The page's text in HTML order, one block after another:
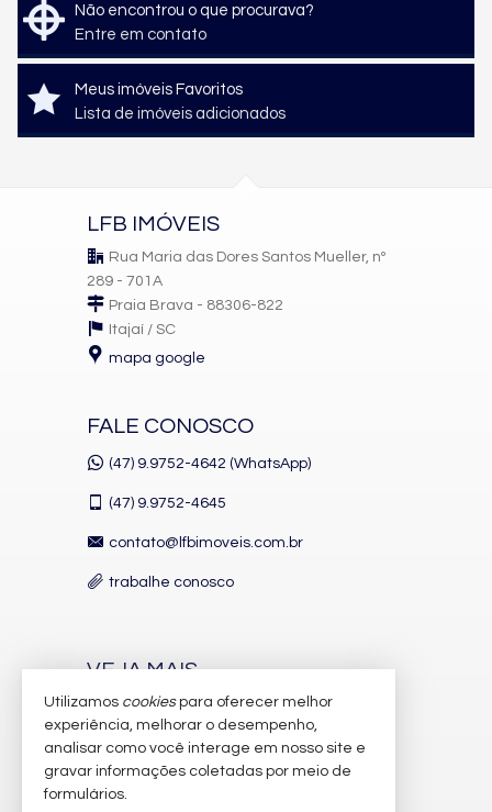
Não encontrou o que procurava?
Entre em contato
Meus imóveis Favoritos
Lista de imóveis adicionados
LFB IMÓVEIS
Rua Maria das Dores Santos Mueller, nº
289 - 701A
Praia Brava - 88306-822
Itajaí / SC
mapa google
FALE CONOSCO
(47) 9.9752-4642 (WhatsApp)
(47) 9.9752-4645
contato@lfbimoveis.com.br
trabalhe conosco
VEJA MAIS
receba nosso newsletter
indicadores financeiros
Utilizamos cookiespara oferecer melhor
experiência, melhorar o desempenho,
analisar como você interage em nosso site e
gravar informações coletadas por meio de
formulários.